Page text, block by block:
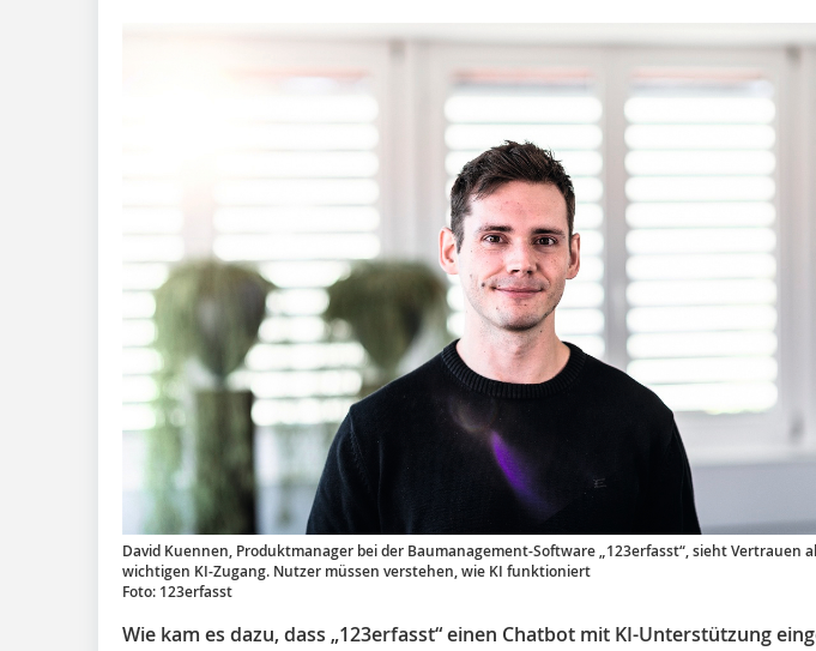
David Kuennen, Produktmanager bei der Baumanagement-Software „123erfasst“, sieht Vertrauen
wichtigen KI-Zugang. Nutzer müssen verstehen, wie KI funktioniert
Foto: 123erfasst
Wie kam es dazu, dass „123erfasst“ einen Chatbot mit KI-Unterstützung